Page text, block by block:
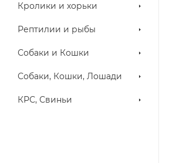
Кролики и хорьки
Рептилии и рыбы
Собаки и Кошки
Собаки, Кошки, Лошади
КРС, Свиньи